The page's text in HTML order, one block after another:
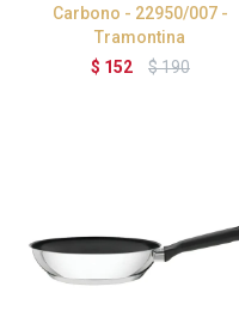
Carbono - 22950/007 -
Tramontina
$ 152 $190